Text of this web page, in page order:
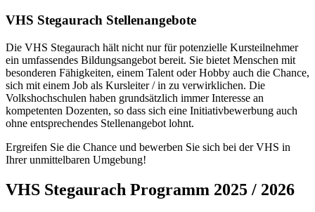
VHS Stegaurach Stellenangebote
Die VHS Stegaurach hält nicht nur für potenzielle Kursteilnehmer
ein umfassendes Bildungsangebot bereit. Sie bietet Menschen mit
besonderen Fähigkeiten, einem Talent oder Hobby auch die Chance,
sich mit einem Job als Kursleiter / in zu verwirklichen. Die
Volkshochschulen haben grundsätzlich immer Interesse an
kompetenten Dozenten, so dass sich eine Initiativbewerbung auch
ohne entsprechendes Stellenangebot lohnt.
Ergreifen Sie die Chance und bewerben Sie sich bei der VHS in
Ihrer unmittelbaren Umgebung!
VHS Stegaurach Programm 2025 / 2026